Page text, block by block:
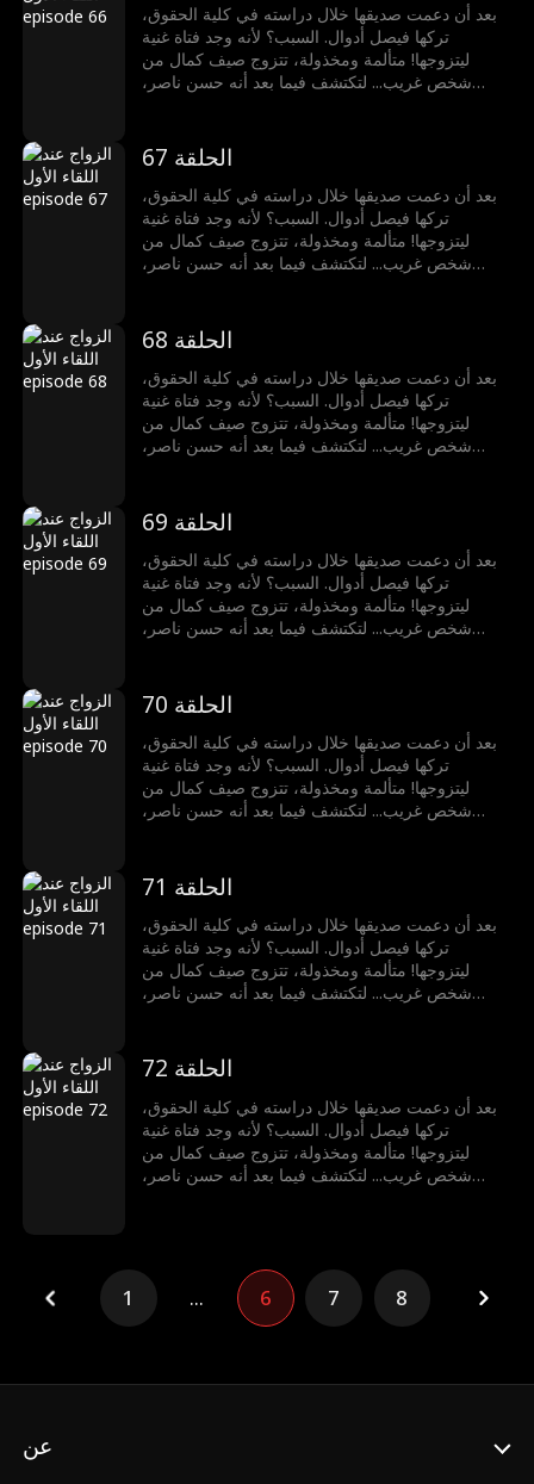
بعد أن دعمت صديقها خلال دراسته في كلية الحقوق،
تركها فيصل أدوال. السبب؟ لأنه وجد فتاة غنية
ليتزوجها! متألمة ومخذولة، تتزوج صيف كمال من
شخص غريب... لتكتشف فيما بعد أنه حسن ناصر،
الحلقة 67
بعد أن دعمت صديقها خلال دراسته في كلية الحقوق،
تركها فيصل أدوال. السبب؟ لأنه وجد فتاة غنية
ليتزوجها! متألمة ومخذولة، تتزوج صيف كمال من
شخص غريب... لتكتشف فيما بعد أنه حسن ناصر،
الحلقة 68
بعد أن دعمت صديقها خلال دراسته في كلية الحقوق،
تركها فيصل أدوال. السبب؟ لأنه وجد فتاة غنية
ليتزوجها! متألمة ومخذولة، تتزوج صيف كمال من
شخص غريب... لتكتشف فيما بعد أنه حسن ناصر،
الحلقة 69
بعد أن دعمت صديقها خلال دراسته في كلية الحقوق،
تركها فيصل أدوال. السبب؟ لأنه وجد فتاة غنية
ليتزوجها! متألمة ومخذولة، تتزوج صيف كمال من
شخص غريب... لتكتشف فيما بعد أنه حسن ناصر،
الحلقة 70
بعد أن دعمت صديقها خلال دراسته في كلية الحقوق،
تركها فيصل أدوال. السبب؟ لأنه وجد فتاة غنية
ليتزوجها! متألمة ومخذولة، تتزوج صيف كمال من
شخص غريب... لتكتشف فيما بعد أنه حسن ناصر،
الحلقة 71
بعد أن دعمت صديقها خلال دراسته في كلية الحقوق،
تركها فيصل أدوال. السبب؟ لأنه وجد فتاة غنية
ليتزوجها! متألمة ومخذولة، تتزوج صيف كمال من
شخص غريب... لتكتشف فيما بعد أنه حسن ناصر،
الحلقة 72
بعد أن دعمت صديقها خلال دراسته في كلية الحقوق،
تركها فيصل أدوال. السبب؟ لأنه وجد فتاة غنية
ليتزوجها! متألمة ومخذولة، تتزوج صيف كمال من
شخص غريب... لتكتشف فيما بعد أنه حسن ناصر،
1 ... 6 7 8
عن